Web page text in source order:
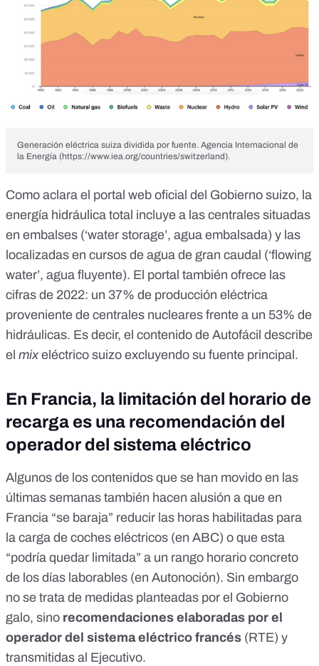
Generación eléctrica suiza dividida por fuente. Agencia Internacional de
la Energía (​​https://www.iea.org/countries/switzerland).
Como aclara el portal web oficial del Gobierno suizo, la
energía hidráulica total incluye a las centrales situadas
en embalses (‘water storage’, agua embalsada) y las
localizadas en cursos de agua de gran caudal (‘flowing
water’, agua fluyente). El portal también ofrece las
cifras de 2022: un 37% de producción eléctrica
proveniente de centrales nucleares frente a un 53% de
hidráulicas. Es decir, el contenido de Autofácil describe
el mixeléctrico suizo excluyendo su fuente principal.
En Francia, la limitación del horario de
recarga es una recomendación del
operador del sistema eléctrico
Algunos de los contenidos que se han movido en las
últimas semanas también hacen alusión a que en
Francia “se baraja” reducir las horas habilitadas para
la carga de coches eléctricos (en ABC) o que esta
“podría quedar limitada” a un rango horario concreto
de los días laborables (en Autonoción). Sin embargo
no se trata de medidas planteadas por el Gobierno
galo, sino recomendaciones elaboradas por el
operador del sistema eléctrico francés (RTE) y
transmitidas al Ejecutivo.